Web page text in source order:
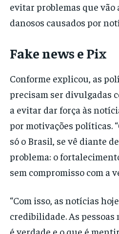
evitar problemas que vão
danosos causados por
Fake news e Pix
Conforme explicou, as
precisam ser divulgadas
a evitar dar força às
por motivações políticas.
só o Brasil, se vê diante
problema: o
sem compromisso com a
“Com isso, as notícias
credibilidade. As pessoas
é verdade e o que é